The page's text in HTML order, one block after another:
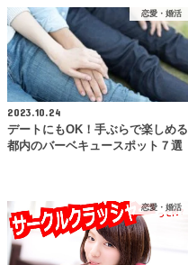
恋愛・婚活
2023.10.24
デートにもOK！手ぶらで楽しめる
都内のバーベキュースポット７選
恋愛・婚活